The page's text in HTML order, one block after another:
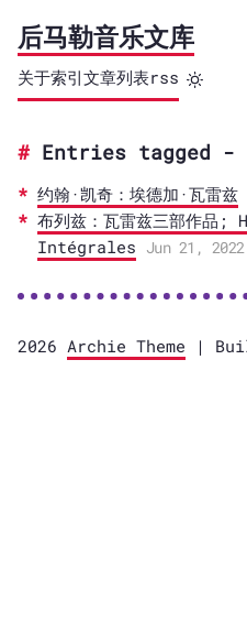
后马勒音乐文库
关于索引文章列表rss
Entries tagged -
约翰·凯奇：埃德加·瓦雷兹
布列兹：瓦雷兹三部作
Intégrales
Jun 21, 2022
2026 Archie Theme |